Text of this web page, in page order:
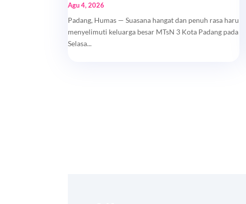
Agu 4, 2026
Padang, Humas — Suasana hangat dan penuh rasa haru
menyelimuti keluarga besar MTsN 3 Kota Padang pada
Selasa...